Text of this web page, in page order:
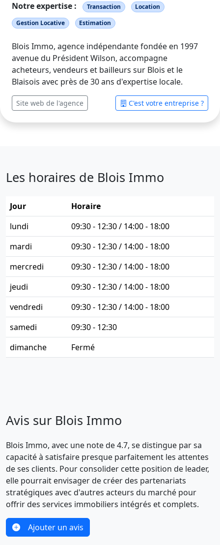
Notre expertise : Transaction
Location
Gestion Locative
Estimation
Blois Immo, agence indépendante fondée en 1997
avenue du Président Wilson, accompagne
acheteurs, vendeurs et bailleurs sur Blois et le
Blaisois avec près de 30 ans d'expertise locale.
Site web de l'agence C'est votre entreprise ?
Les horaires de Blois Immo
Jour
Horaire
lundi
09:30 - 12:30 / 14:00 - 18:00
mardi
09:30 - 12:30 / 14:00 - 18:00
mercredi
09:30 - 12:30 / 14:00 - 18:00
jeudi
09:30 - 12:30 / 14:00 - 18:00
vendredi
09:30 - 12:30 / 14:00 - 18:00
samedi
09:30 - 12:30
dimanche
Fermé
Avis sur Blois Immo
Blois Immo, avec une note de 4.7, se distingue par sa
capacité à satisfaire presque parfaitement les attentes
de ses clients. Pour consolider cette position de leader,
elle pourrait envisager de créer des partenariats
stratégiques avec d'autres acteurs du marché pour
offrir des services immobiliers intégrés et complets.
Ajouter un avis